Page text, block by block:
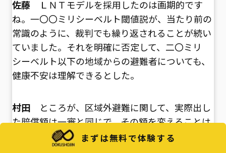
佐藤ＬＮＴモデルを採用したのは画期的です
ね。一〇〇ミリシーベルト閾値説が、当たり前の
常識のように、裁判でも繰り返されることが続い
ていました。それを明確に否定して、二〇ミリ
シーベルト以下の地域からの避難者についても、
健康不安は理解できるとした。
村田ところが、区域外避難に関して、実際出し
た賠償額は一審と同じで、その額を変えることは
なかった。ただ、放射線被害に対する恐れについ
て理論的に認めたところが、残っている他の裁判
まずは無料で体験する